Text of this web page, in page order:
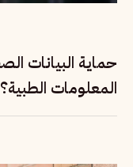
المعلومات الطبية؟